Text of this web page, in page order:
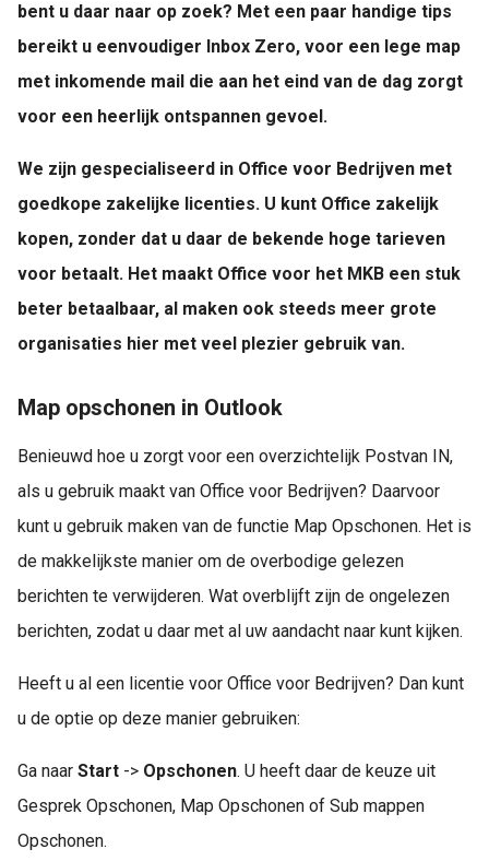
bent u daar naar op zoek? Met een paar handige tips
bereikt u eenvoudiger Inbox Zero, voor een lege map
met inkomende mail die aan het eind van de dag zorgt
voor een heerlijk ontspannen gevoel.
We zijn gespecialiseerd in Office voor Bedrijven met
goedkope zakelijke licenties. U kunt Office zakelijk
kopen, zonder dat u daar de bekende hoge tarieven
voor betaalt. Het maakt Office voor het MKB een stuk
beter betaalbaar, al maken ook steeds meer grote
organisaties hier met veel plezier gebruik van.
Map opschonen in Outlook
Benieuwd hoe u zorgt voor een overzichtelijk Postvan IN,
als u gebruik maakt van Office voor Bedrijven? Daarvoor
kunt u gebruik maken van de functie Map Opschonen. Het is
de makkelijkste manier om de overbodige gelezen
berichten te verwijderen. Wat overblijft zijn de ongelezen
berichten, zodat u daar met al uw aandacht naar kunt kijken.
Heeft u al een licentie voor Office voor Bedrijven? Dan kunt
u de optie op deze manier gebruiken:
Ga naar Start -> Opschonen. U heeft daar de keuze uit
Gesprek Opschonen, Map Opschonen of Sub mappen
Opschonen.